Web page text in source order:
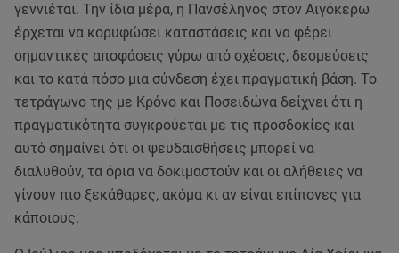
γεννιέται. Την ίδια μέρα, η Πανσέληνος στον Αιγόκερω
έρχεται να κορυφώσει καταστάσεις και να φέρει
σημαντικές αποφάσεις γύρω από σχέσεις, δεσμεύσεις
και το κατά πόσο μια σύνδεση έχει πραγματική βάση. Το
τετράγωνο της με Κρόνο και Ποσειδώνα δείχνει ότι η
πραγματικότητα συγκρούεται με τις προσδοκίες και
αυτό σημαίνει ότι οι ψευδαισθήσεις μπορεί να
διαλυθούν, τα όρια να δοκιμαστούν και οι αλήθειες να
γίνουν πιο ξεκάθαρες, ακόμα κι αν είναι επίπονες για
κάποιους.